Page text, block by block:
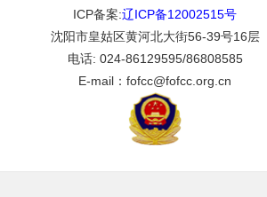
ICP备案:辽ICP备12002515号
沈阳市皇姑区黄河北大街56-39号16层
电话: 024-86129595/86808585
E-mail：fofcc@fofcc.org.cn